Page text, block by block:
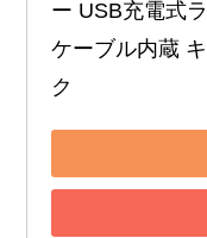
ー USB充電式
ケーブル内蔵
ク